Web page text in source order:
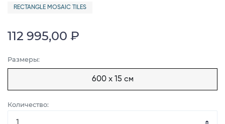
RECTANGLE MOSAIC TILES
112 995,00 ₽
Размеры:
600 x 15 см
Количество: